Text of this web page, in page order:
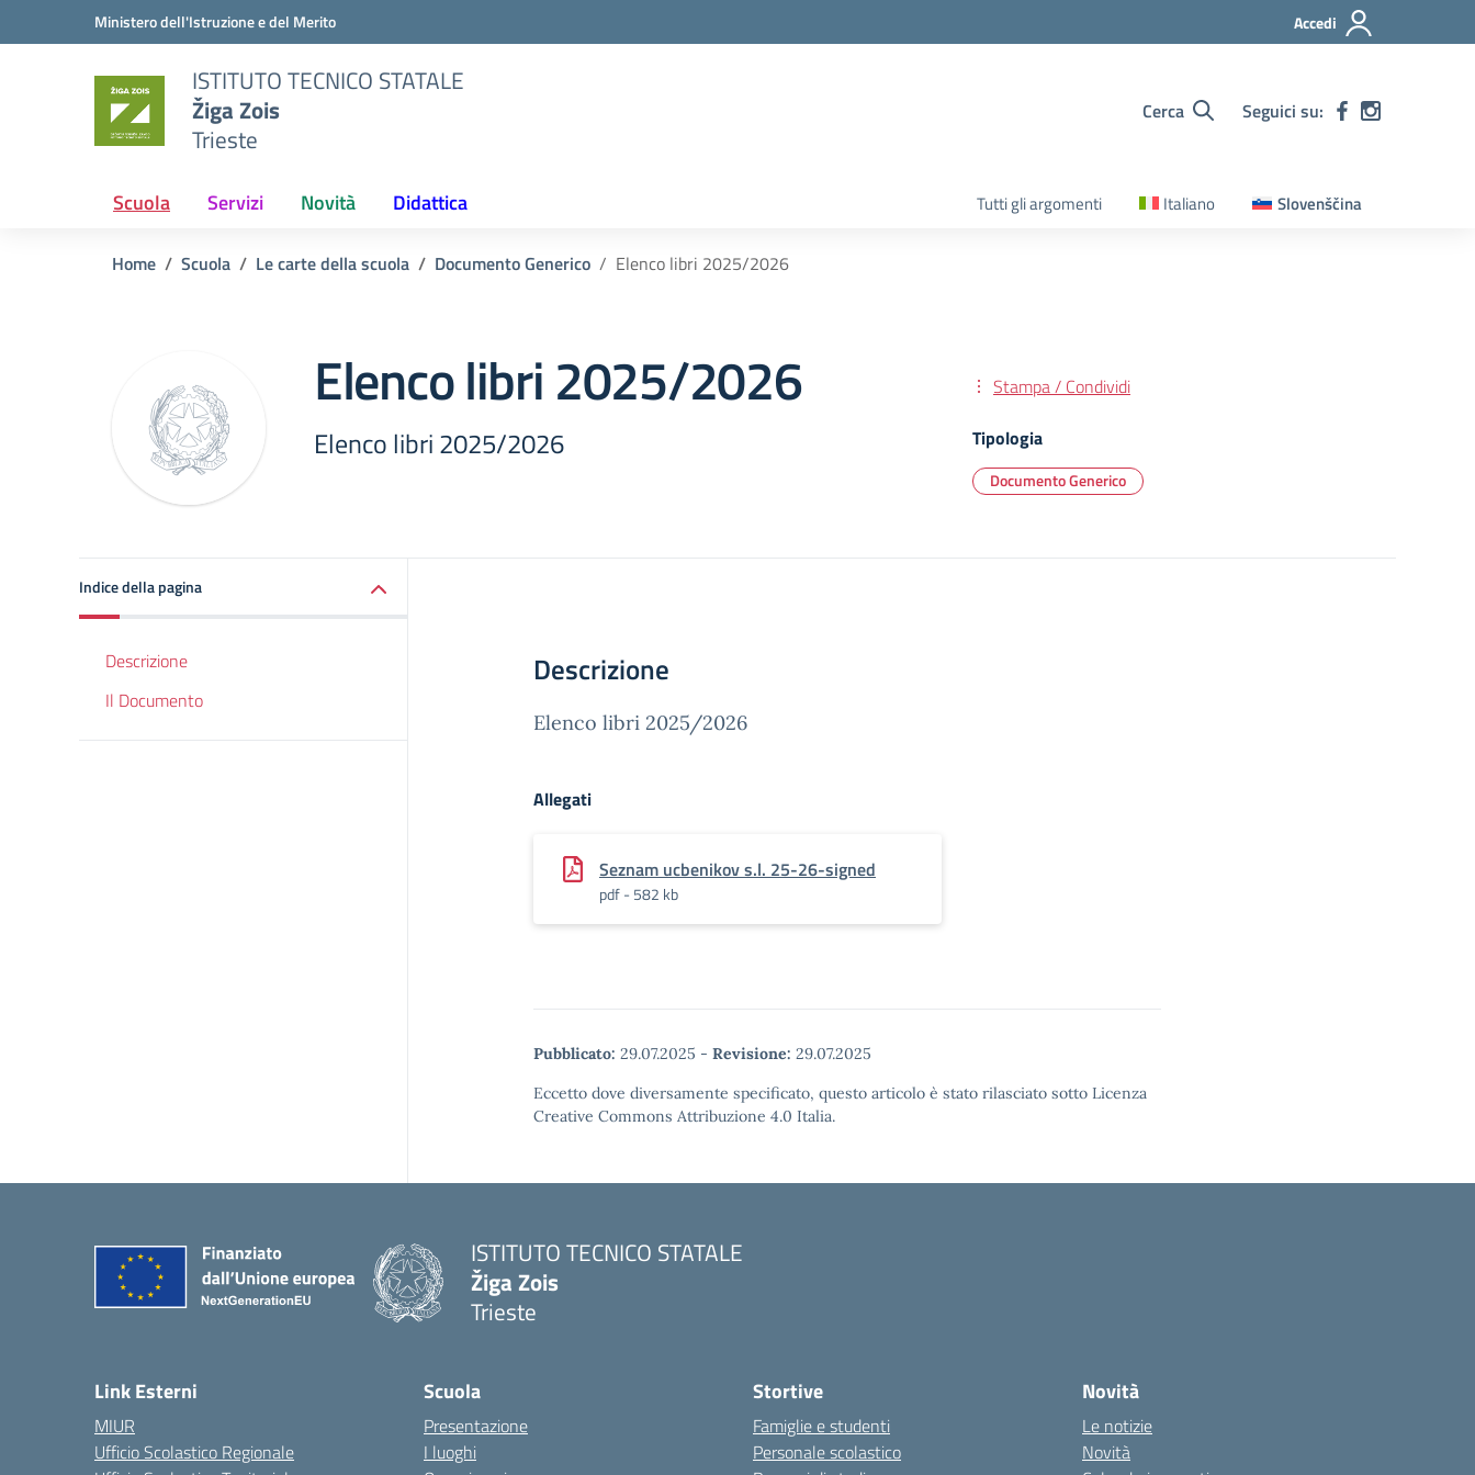
Vai ai contenuti
Vai al menu di navigazioneMinistero dell'Istruzione e del Merito Accedi
ISTITUTO TECNICO STATALE
Žiga Zois
Trieste
Cerca Seguici su:
Scuola Servizi Novità Didattica Tutti gli argomenti Italiano Slovenščina
Home Scuola Le carte della scuola Documento Generico Elenco libri 2025/2026
Elenco libri 2025/2026
Elenco libri 2025/2026
Stampa / Condividi
Tipologia
Documento Generico
Indice della pagina
Descrizione
Il Documento
Descrizione
Elenco libri 2025/2026
Allegati
Seznam ucbenikov s.l. 25-26-signed
pdf - 582 kb
Pubblicato: 29.07.2025 - Revisione: 29.07.2025
Eccetto dove diversamente specificato, questo articolo è stato rilasciato sotto Licenza
Creative Commons Attribuzione 4.0 Italia.
ISTITUTO TECNICO STATALE
Žiga Zois
Trieste
Link Esterni
MIUR
Ufficio Scolastico Regionale
Scuola
Presentazione
I luoghi
Stortive
Famiglie e studenti
Personale scolastico
Novità
Le notizie
Novità